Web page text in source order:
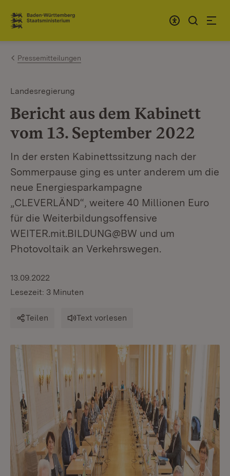
Zum Inhalt springen
Link zur Startseite
Pressemitteilungen
Landesregierung
Bericht aus dem Kabinett
vom 13. September 2022
In der ersten Kabinettssitzung nach der
Sommerpause ging es unter anderem um die
neue Energiesparkampagne
„CLEVERLÄND“, weitere 40 Millionen Euro
für die Weiterbildungsoffensive
WEITER.mit.BILDUNG@BW und um
Photovoltaik an Verkehrswegen.
13.09.2022
Lesezeit: 3 Minuten
Teilen Text vorlesen